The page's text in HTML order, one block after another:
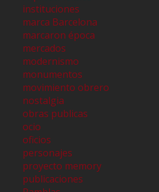
instituciones
marca Barcelona
marcaron época
mercados
modernismo
monumentos
movimiento obrero
nostalgia
obras publicas
ocio
oficios
personajes
proyecto memory
publicaciones